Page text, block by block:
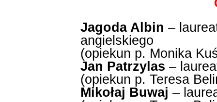
Jagoda Albin –
angielskiego
(opiekun p. Monika
Jan Patrzylas –
(opiekun p. Teresa
Mikołaj Buwaj –